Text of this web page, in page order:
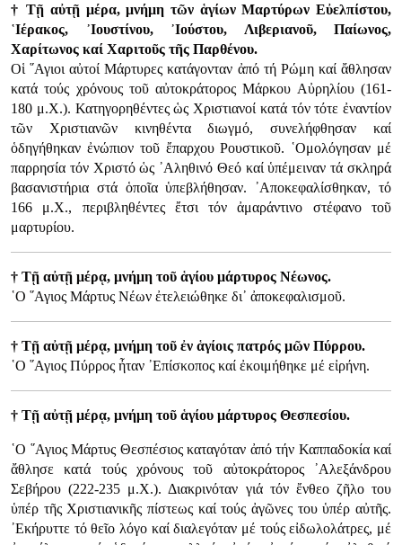
† Τῇ αὐτῇ μέρα, μνήμη τῶν ἁγίων Μαρτύρων Εὐελπίστου,
῾Ιέρακος, ᾿Ιουστίνου, ᾿Ιούστου, Λιβεριανοῦ, Παίωνος,
Χαρίτωνος καί Χαριτοῦς τῆς Παρθένου.
Οἱ ῞Αγιοι αὐτοί Μάρτυρες κατάγονταν ἀπό τή Ρώμη καί ἄθλησαν
κατά τούς χρόνους τοῦ αὐτοκράτορος Μάρκου Αὐρηλίου (161-
180 μ.Χ.). Κατηγορηθέντες ὡς Χριστιανοί κατά τόν τότε ἐναντίον
τῶν Χριστιανῶν κινηθέντα διωγμό, συνελήφθησαν καί
ὁδηγήθηκαν ἐνώπιον τοῦ ἔπαρχου Ρουστικοῦ. ῾Ομολόγησαν μέ
παρρησία τόν Χριστό ὡς ᾿Αληθινό Θεό καί ὑπέμειναν τά σκληρά
βασανιστήρια στά ὁποῖα ὑπεβλήθησαν. ᾿Αποκεφαλίσθηκαν, τό
166 μ.Χ., περιβληθέντες ἔτσι τόν ἀμαράντινο στέφανο τοῦ
μαρτυρίου.
† Τῇ αὐτῇ μέρᾳ, μνήμη τοῦ ἁγίου μάρτυρος Νέωνος.
῾Ο ῞Αγιος Μάρτυς Νέων ἐτελειώθηκε δι᾿ ἀποκεφαλισμοῦ.
† Τῇ αὐτῇ μέρᾳ, μνήμη τοῦ ἐν ἁγίοις πατρός μῶν Πύρρου.
῾Ο ῞Αγιος Πύρρος ἦταν ᾿Επίσκοπος καί ἐκοιμήθηκε μέ εἰρήνη.
† Τῇ αὐτῇ μέρᾳ, μνήμη τοῦ ἁγίου μάρτυρος Θεσπεσίου.
῾Ο ῞Αγιος Μάρτυς Θεσπέσιος καταγόταν ἀπό τήν Καππαδοκία καί
ἄθλησε κατά τούς χρόνους τοῦ αὐτοκράτορος ᾿Αλεξάνδρου
Σεβήρου (222-235 μ.Χ.). Διακρινόταν γιά τόν ἔνθεο ζῆλο του
ὑπέρ τῆς Χριστιανικῆς πίστεως καί τούς ἀγῶνες του ὑπέρ αὐτῆς.
᾿Εκήρυττε τό θεῖο λόγο καί διαλεγόταν μέ τούς εἰδωλολάτρες, μέ